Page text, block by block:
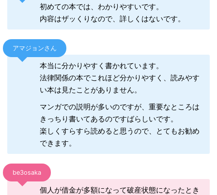
初めての本では、わかりやすいです。
内容はザッくりなので、詳しくはないです。
アマジョンさん
本当に分かりやすく書かれています。
法律関係の本でこれほど分かりやすく、読みやす
い本は見たことがありません。
マンガでの説明が多いのですが、重要なところは
きっちり書いてあるのですばらしいです。
楽しくすらすら読めると思うので、とてもお勧め
できます。
be3osaka
個人が借金が多額になって破産状態になったとき